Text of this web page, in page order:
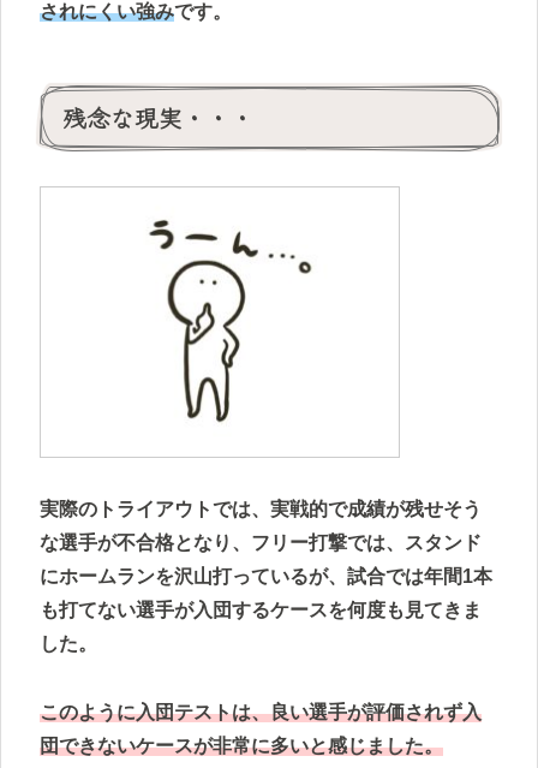
されにくい強みです。
残念な現実・・・
実際のトライアウトでは、実戦的で成績が残せそう
な選手が不合格となり、フリー打撃では、スタンド
にホームランを沢山打っているが、試合では年間1本
も打てない選手が入団するケースを何度も見てきま
した。
このように入団テストは、良い選手が評価されず入
団できないケースが非常に多いと感じました。